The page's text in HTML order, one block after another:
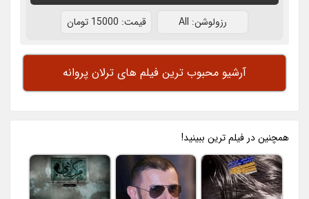
رزولوشن: All قيمت: 15000 تومان
آرشیو محبوب ترین فیلم های ترلان پروانه
همچنين در فيلم ترين ببينيد!